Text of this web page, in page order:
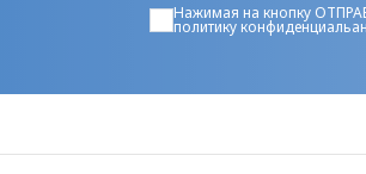
Нажимая на кнопку
политику